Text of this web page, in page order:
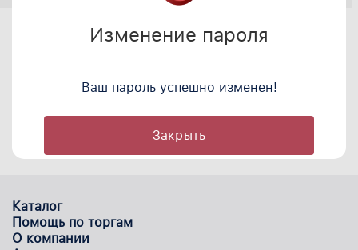
Попробуйте изменить
отправьте заявку на подбор товара
Изменение пароля
Ваш пароль успешно изменен!
Закрыть
Каталог
Помощь по торгам
О компании